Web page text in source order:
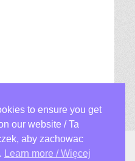
to ensure you get
our website / Ta
aby zachowac
Learn more / Więcej
computer. These
personalized